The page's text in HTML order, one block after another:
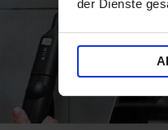
der Dienste